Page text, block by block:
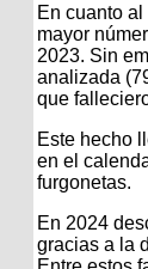
En cuanto
mayor
2023. Sin
analizada
que
Este hecho
en el
furgonetas.
En 2024
gracias a la